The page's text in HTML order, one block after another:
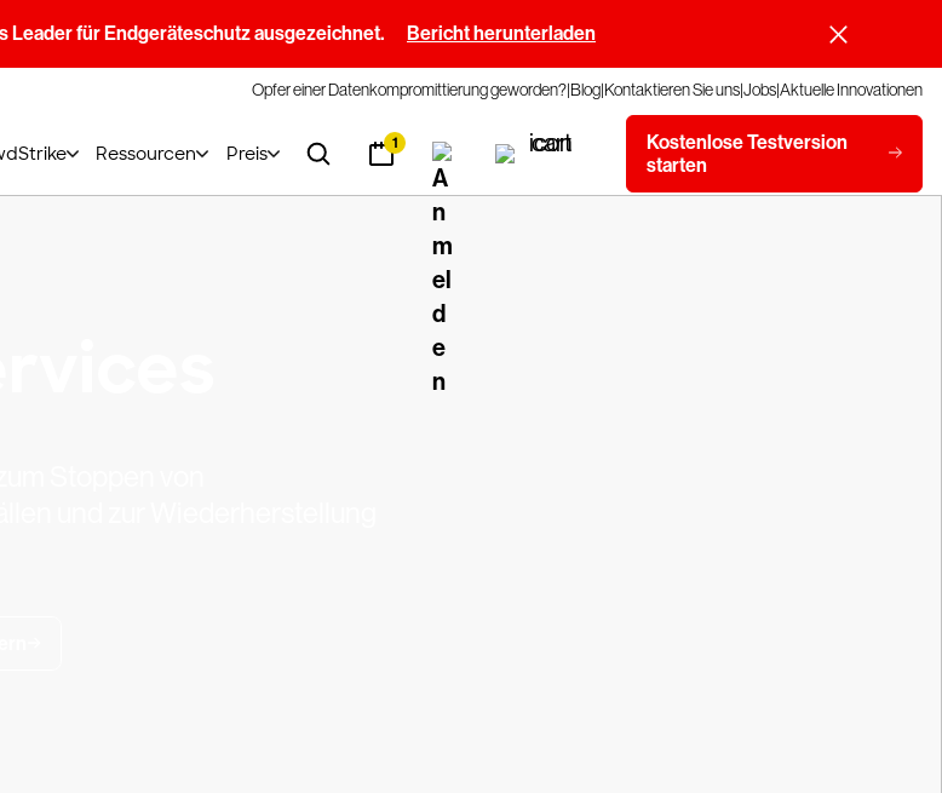
Leader für Endgeräteschutz ausgezeichnet. Bericht herunterladen
Opfer einer Datenkompromittierung geworden?BlogKontaktieren Sie unsJobsAktuelle Innovationen
Ressourcen Preis 1
Kostenlose Testversion
starten